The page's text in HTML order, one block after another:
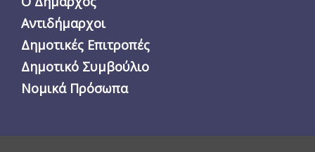
Αντιδήμαρχοι
Δημοτικές Επιτροπές
Δημοτικό Συμβούλιο
Νομικά Πρόσωπα